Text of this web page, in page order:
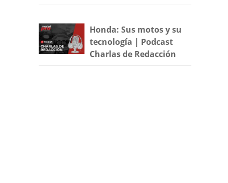
Honda: Sus motos y su
tecnología | Podcast
Charlas de Redacción